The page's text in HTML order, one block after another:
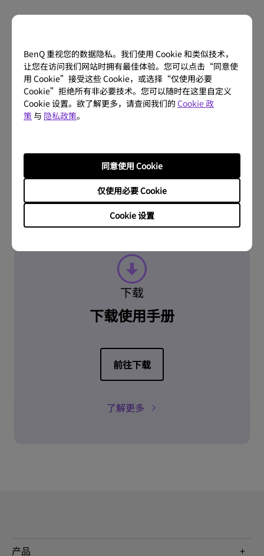
BenQ 重视您的数据隐私。我们使用 Cookie 和类似技术，
让您在访问我们网站时拥有最佳体验。您可以点击“同意使
用 Cookie”接受这些 Cookie，或选择“仅使用必要
Cookie”拒绝所有非必要技术。您可以随时在这里自定义
Cookie 设置。欲了解更多，请查阅我们的 Cookie 政
策 与 隐私政策。
Cookie 设置
仅使用必要 Cookie
同意使用 Cookie
问题解答
了解更多
下载
下载使用手册
前往下载
了解更多
产品